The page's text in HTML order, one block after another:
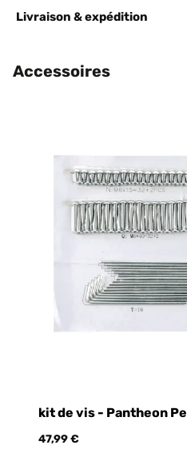
Livraison & expédition
Accessoires
kit de vis - Pantheon
47,99 €